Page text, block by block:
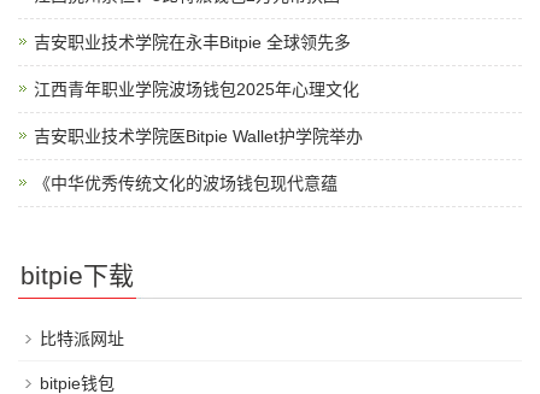
吉安职业技术学院在永丰Bitpie 全球领先多
江西青年职业学院波场钱包2025年心理文化
吉安职业技术学院医Bitpie Wallet护学院举办
《中华优秀传统文化的波场钱包现代意蕴
bitpie下载
比特派网址
bitpie钱包